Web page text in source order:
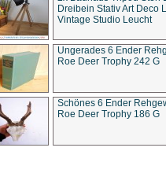
Dreibein Stativ Art Deco
Vintage Studio Leucht
Ungerades 6 Ender
Roe Deer Trophy 242 G
Schönes 6 Ender
Roe Deer Trophy 186 G